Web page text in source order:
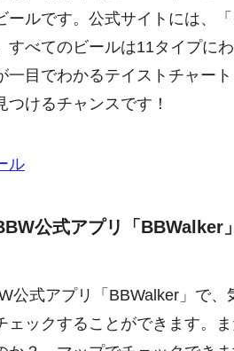
ールです。公式サイトには、
すべてのビールは11タイプに
一目でわかるテイストチャー
つけるチャンスです！
ル
公式アプリ「BBWalker
公式アプリ「BBWalker」で
ェックすることができます。